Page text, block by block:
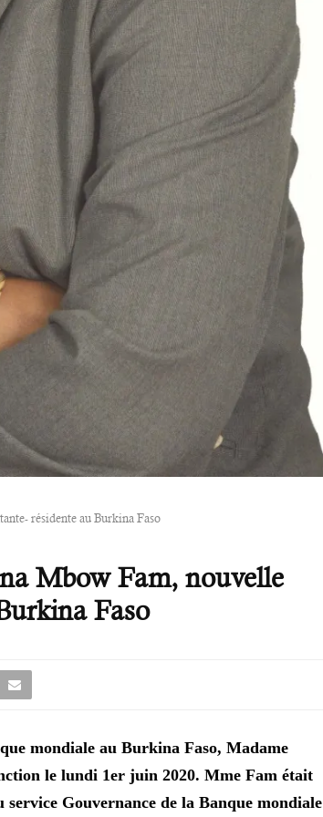
résidente au Burkina Faso
Mbow Fam, nouvelle
Faso
mondiale au Burkina Faso, Madame
le lundi 1er juin 2020. Mme Fam était
Gouvernance de la Banque mondiale